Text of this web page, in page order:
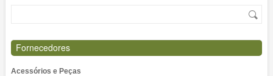
Fornecedores
Acessórios e Peças